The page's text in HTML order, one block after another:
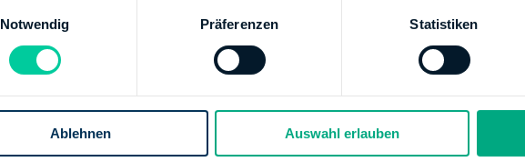
Notwendig Präferenzen Statistiken
Ablehnen Auswahl erlauben
Bank:DEUTSCHE BUNDESBANK
BIC:MARKDEF1200
IBAN: DE43200000000020201503
Inhaber des Bankkontos:Finanzamt Plön